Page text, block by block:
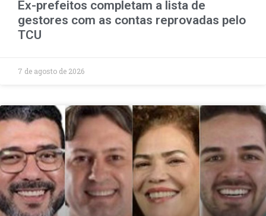
Ex-prefeitos completam a lista de
gestores com as contas reprovadas pelo
TCU
7 de agosto de 2026